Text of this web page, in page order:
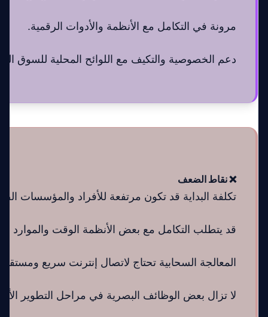
مرونة في التكامل مع الأنظمة والأدوات الرقمية.
دعم الخصوصية والتكيف مع اللوائح المحلية للسوق
❌ نقاط الضعف
تكلفة البداية قد تكون مرتفعة للأفراد والمؤسسات
قد يتطلب التكامل مع بعض الأنظمة الوقت والموارد
المعالجة السحابية تحتاج لاتصال إنترنت سريع ومستقر.
لا تزال بعض الوظائف البصرية في مراحل التطوير